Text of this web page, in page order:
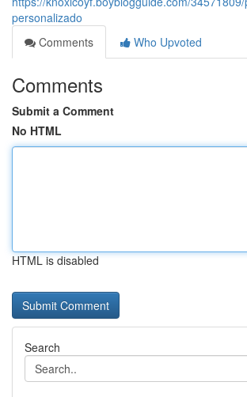
personalizado
Comments
Who Upvoted
Comments
Submit a Comment
No HTML
HTML is disabled
Search